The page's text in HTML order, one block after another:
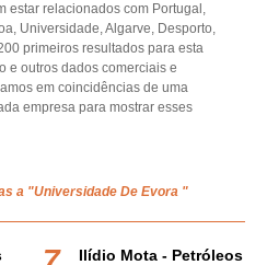
estar relacionados com Portugal,
Universidade, Algarve, Desporto,
primeiros resultados para esta
e outros dados comerciais e
em coincidências de uma
empresa para mostrar esses
a "Universidade De Evora "
Ilídio Mota - Petróleos